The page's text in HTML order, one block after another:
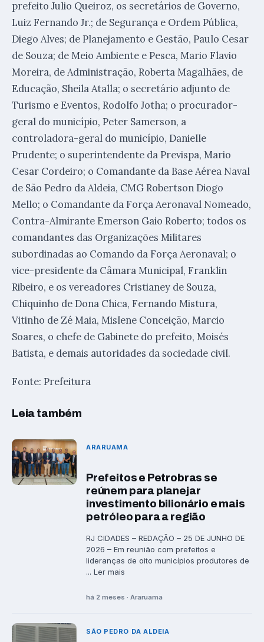
prefeito Julio Queiroz, os secretários de Governo,
Luiz Fernando Jr.; de Segurança e Ordem Pública,
Diego Alves; de Planejamento e Gestão, Paulo Cesar
de Souza; de Meio Ambiente e Pesca, Mario Flavio
Moreira, de Administração, Roberta Magalhães, de
Educação, Sheila Atalla; o secretário adjunto de
Turismo e Eventos, Rodolfo Jotha; o procurador-
geral do município, Peter Samerson, a
controladora-geral do município, Danielle
Prudente; o superintendente da Previspa, Mario
Cesar Cordeiro; o Comandante da Base Aérea Naval
de São Pedro da Aldeia, CMG Robertson Diogo
Mello; o Comandante da Força Aeronaval Nomeado,
Contra-Almirante Emerson Gaio Roberto; todos os
comandantes das Organizações Militares
subordinadas ao Comando da Força Aeronaval; o
vice-presidente da Câmara Municipal, Franklin
Ribeiro, e os vereadores Cristianey de Souza,
Chiquinho de Dona Chica, Fernando Mistura,
Vitinho de Zé Maia, Mislene Conceição, Marcio
Soares, o chefe de Gabinete do prefeito, Moisés
Batista, e demais autoridades da sociedade civil.
Fonte: Prefeitura
Leia também
ARARUAMA
Prefeitos e Petrobras se
reúnem para planejar
investimento bilionário e mais
petróleo para a região
RJ CIDADES – REDAÇÃO – 25 DE JUNHO DE
2026 – Em reunião com prefeitos e
lideranças de oito municípios produtores de
... Ler mais
há 2 meses · Araruama
SÃO PEDRO DA ALDEIA